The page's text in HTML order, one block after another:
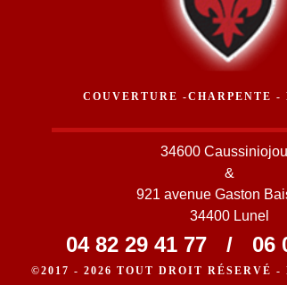
COUVERTURE -CHARPENTE -
34600
&
921 avenue Gaston
34400 Lunel
04 82 29 41 77 / 06
©2017 - 2026 TOUT DROIT RÉSERVÉ -